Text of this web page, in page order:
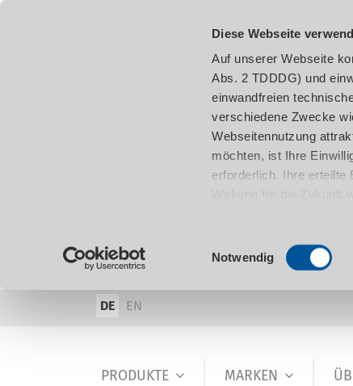
Diese Webseite
Auf unserer Webseite
Abs. 2 TDDDG) und
einwandfreien
verschiedene Zwecke
Webseitennutzung
möchten, ist Ihre
erforderlich. Ihre erteilte
Einwilligungsauswahl
Notwendig
DE EN
PRODUKTE MARKEN